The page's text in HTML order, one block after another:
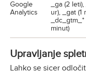
Google
Analytics
_ga (2
ur), _gat (1
_dc_gtm_*
minut)
Upravljanje
Lahko se sicer